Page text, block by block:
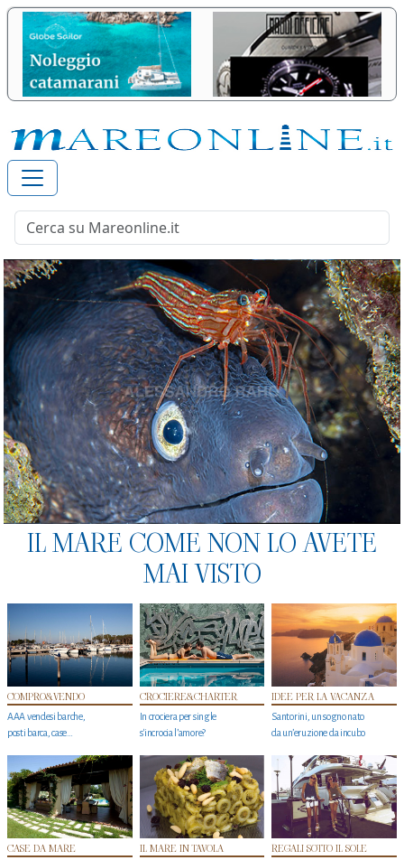
IL MARE COME NON LO AVETE
MAI VISTO
COMPRO&VENDO
AAA vendesi barche,
posti barca, case…
CROCIERE&CHARTER
In crociera per single
s'incrocia l’amore?
IDEE PER LA VACANZA
Santorini, un sogno nato
da un’eruzione da incubo
CASE DA MARE IL MARE IN TAVOLA REGALI SOTTO IL SOLE